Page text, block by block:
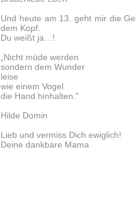
Und heute am 13. geht mir die
dem Kopf.
Du weißt ja…!
„Nicht müde werden
sondern dem Wunder
leise
wie einem Vogel
die Hand hinhalten."
Hilde Domin
Lieb und vermiss Dich ewiglich!
Deine dankbare Mama